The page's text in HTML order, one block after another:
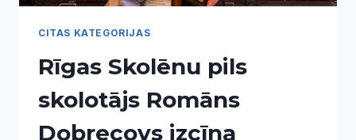
CITAS KATEGORIJAS
Rīgas Skolēnu pils
skolotājs Romāns
Dobrecovs izcīna